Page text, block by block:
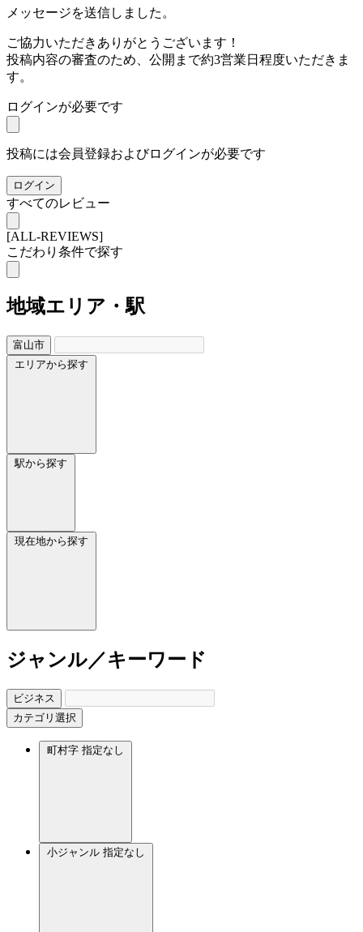
メッセージを送信しました。
ご協力いただきありがとうございます！
投稿内容の審査のため、公開まで約3営業日程度いただきま
す。
ログインが必要です
投稿には会員登録およびログインが必要です
ログイン
すべてのレビュー
[ALL-REVIEWS]
こだわり条件で探す
地域エリア・駅
富山市
エリアから探す
駅から探す
現在地から探す
ジャンル／キーワード
ビジネス
カテゴリ選択
町村字 指定なし
小ジャンル 指定なし